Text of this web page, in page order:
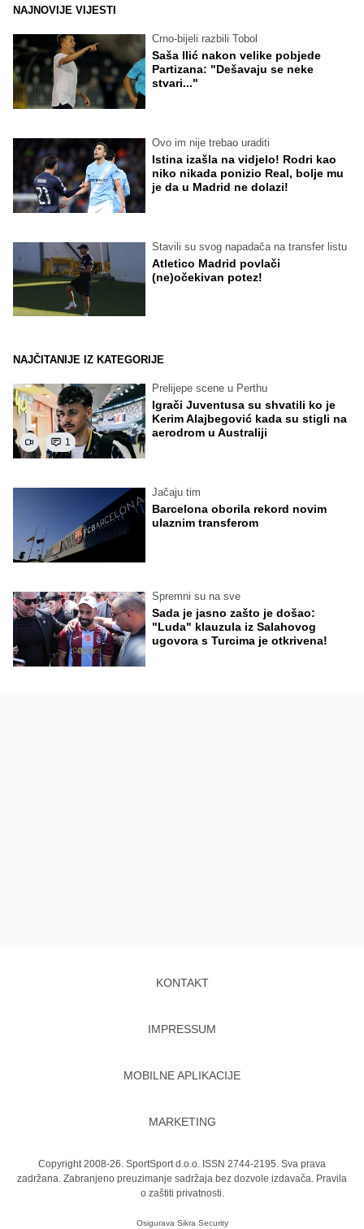
NAJNOVIJE VIJESTI
Crno-bijeli razbili Tobol
Saša Ilić nakon velike pobjede
Partizana: "Dešavaju se neke
stvari..."
Ovo im nije trebao uraditi
Istina izašla na vidjelo! Rodri kao
niko nikada ponizio Real, bolje mu
je da u Madrid ne dolazi!
Stavili su svog napadača na transfer listu
Atletico Madrid povlači
(ne)očekivan potez!
NAJČITANIJE IZ KATEGORIJE
1
Prelijepe scene u Perthu
Igrači Juventusa su shvatili ko je
Kerim Alajbegović kada su stigli na
aerodrom u Australiji
Jačaju tim
Barcelona oborila rekord novim
ulaznim transferom
Spremni su na sve
Sada je jasno zašto je došao:
"Luda" klauzula iz Salahovog
ugovora s Turcima je otkrivena!
KONTAKT
IMPRESSUM
MOBILNE APLIKACIJE
MARKETING
Copyright 2008-26. SportSport d.o.o. ISSN 2744-2195. Sva prava
zadržana. Zabranjeno preuzimanje sadržaja bez dozvole izdavača. Pravila
o zaštiti privatnosti.
Osigurava Sikra Security